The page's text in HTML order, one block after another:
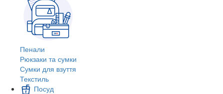
Пенали
Рюкзаки та сумки
Сумки для взуття
Текстиль
Посуд